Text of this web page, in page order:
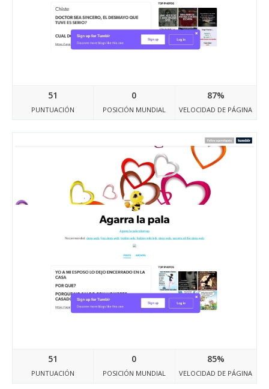
51
PUNTUACIÓN
0
POSICIÓN MUNDIAL
87%
VELOCIDAD DE PÁGINA
51
PUNTUACIÓN
0
POSICIÓN MUNDIAL
85%
VELOCIDAD DE PÁGINA